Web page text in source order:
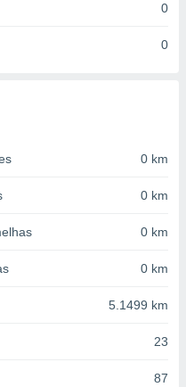
0
0
0 km
0 km
0 km
0 km
5.1499 km
23
87